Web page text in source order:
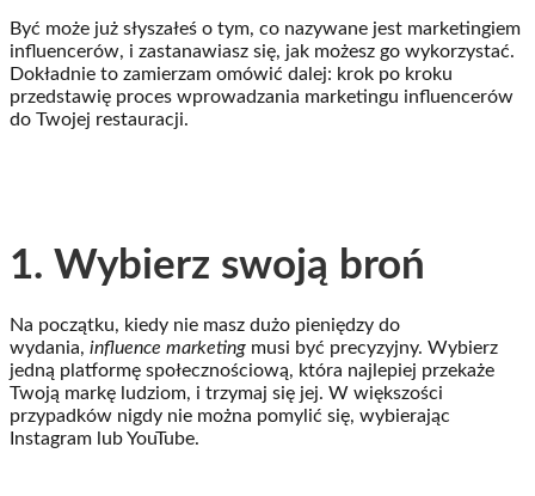
Być może już słyszałeś o tym, co nazywane jest marketingiem
influencerów, i zastanawiasz się, jak możesz go wykorzystać.
Dokładnie to zamierzam omówić dalej: krok po kroku
przedstawię proces wprowadzania marketingu influencerów
do Twojej restauracji.
1. Wybierz swoją broń
Na początku, kiedy nie masz dużo pieniędzy do
wydania, influence marketing musi być precyzyjny. Wybierz
jedną platformę społecznościową, która najlepiej przekaże
Twoją markę ludziom, i trzymaj się jej. W większości
przypadków nigdy nie można pomylić się, wybierając
Instagram lub YouTube.